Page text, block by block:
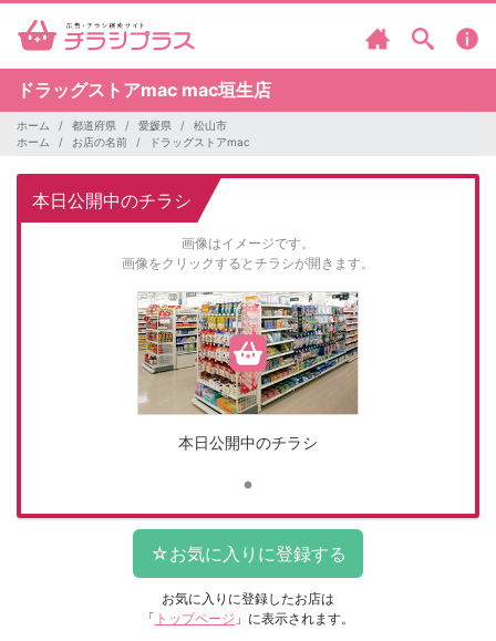
ドラッグストアmac mac垣生店
ホーム 都道府県 愛媛県
松山市
ホーム
お店の名前 ドラッグストアmac
本日公開中のチラシ
画像はイメージです。
画像をクリックするとチラシが開きます。
本日公開中のチラシ
お気に入りに登録したお店は
「 トップページ 」に表示されます。